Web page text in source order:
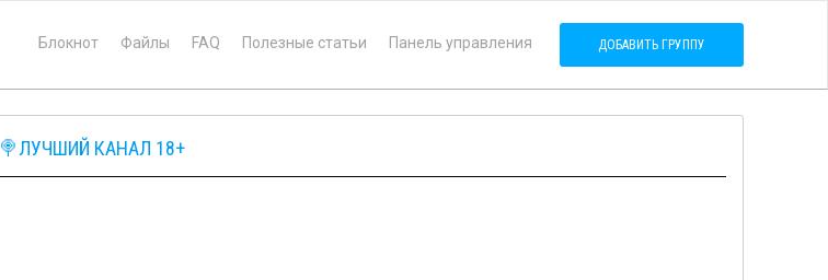
Блокнот Файлы FAQ Полезные статьи Панель управления ДОБАВИТЬ ГРУППУ
🍭ЛУЧШИЙ КАНАЛ 18+